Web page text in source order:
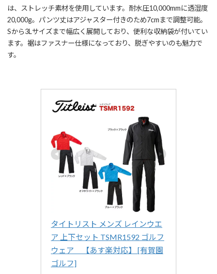
は、ストレッチ素材を使用しています。耐水圧10,000mmに透湿度
20,000g。パンツ丈はアジャスター付きのため7cmまで調整可能。
Sから3Lサイズまで幅広く展開しており、便利な収納袋が付いてい
ます。裾はファスナー仕様になっており、脱ぎやすいのも魅力で
す。
タイトリスト メンズ レインウエ
ア 上下セット TSMR1592 ゴルフ
ウェア　【あす楽対応】 [有賀園
ゴルフ]